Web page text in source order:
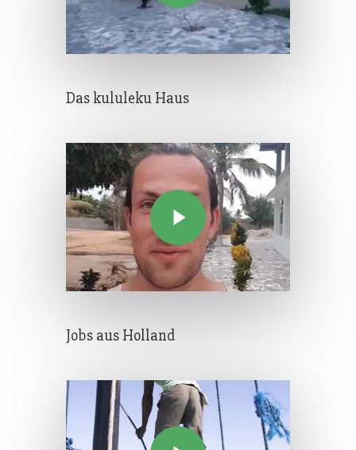
Das kululeku Haus
Jobs aus Holland